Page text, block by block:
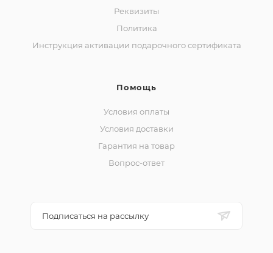
Реквизиты
Политика
Инструкция активации подарочного сертификата
Помощь
Условия оплаты
Условия доставки
Гарантия на товар
Вопрос-ответ
Подписаться на рассылку